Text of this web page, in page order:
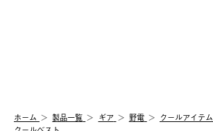
ホーム 製品⼀覧 ギア 野電 クールアイテム